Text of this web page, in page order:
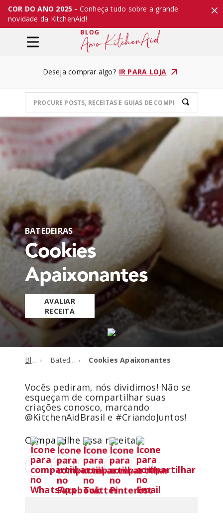
COR DO ANO 2025 - Conheça tudo sobre a grande
novidade da KitchenAid!
Deseja comprar algo? IR PARA LOJA
BATEDEIRAS
Cookies
Apaixonantes
AVALIAR
RECEITA
Blog Batedeiras Cookies Apaixonantes
Vocês pediram, nós dividimos! Não se
esqueçam de compartilhar suas
criações conosco, marcando
@KitchenAidBrasil e #CriandoJuntos!
Compartilhe essa receita: